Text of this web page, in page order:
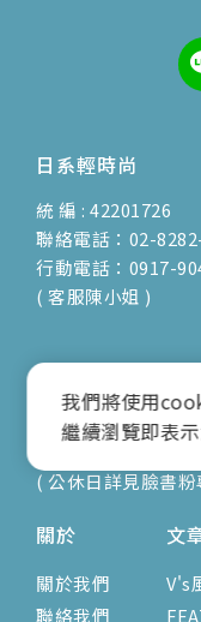
日系輕時尚
統 編 : 42201726
聯絡電話：02-
行動電話：0917-
( 客服陳小姐 )
地址：新北市蘆洲
E-mail：
( 公休日詳見臉書
關於
關於我們
聯絡我們
文
V's
我們將使用
繼續瀏覽即表